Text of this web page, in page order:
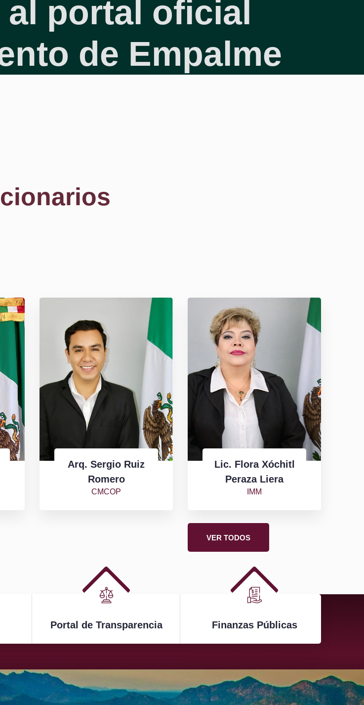
portal oficial
de Empalme
Arq. Sergio Ruiz
Romero
CMCOP
Lic. Flora Xóchitl
Peraza Liera
IMM
VER TODOS
Portal de Transparencia Finanzas Públicas